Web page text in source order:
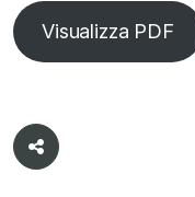
Visualizza PDF